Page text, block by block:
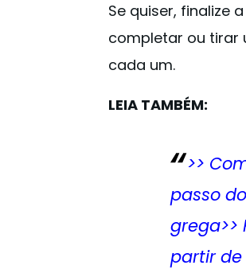
Se quiser, finalize
completar ou tirar
cada um.
LEIA TAMBÉM:
>>
passo
grega
partir de